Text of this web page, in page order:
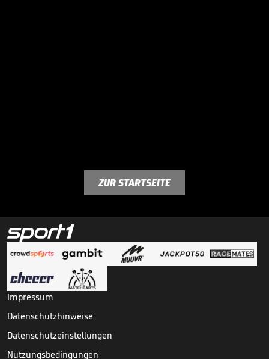
ZUR STARTSEITE
Impressum
Datenschutzhinweise
Datenschutzeinstellungen
Nutzungsbedingungen